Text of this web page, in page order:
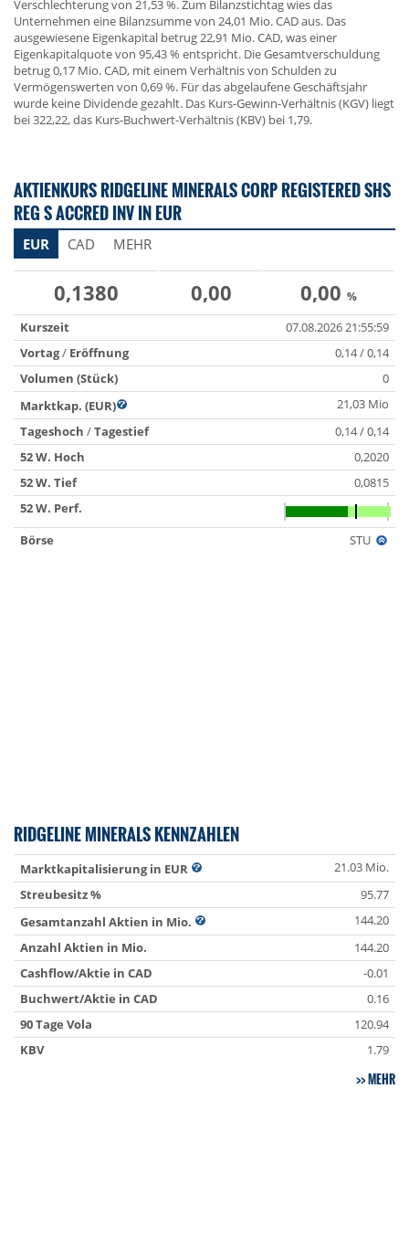
Verschlechterung von 21,53 %. Zum Bilanzstichtag wies das
Unternehmen eine Bilanzsumme von 24,01 Mio. CAD aus. Das
ausgewiesene Eigenkapital betrug 22,91 Mio. CAD, was einer
Eigenkapitalquote von 95,43 % entspricht. Die Gesamtverschuldung
betrug 0,17 Mio. CAD, mit einem Verhältnis von Schulden zu
Vermögenswerten von 0,69 %. Für das abgelaufene Geschäftsjahr
wurde keine Dividende gezahlt. Das Kurs-Gewinn-Verhältnis (KGV) liegt
bei 322,22, das Kurs-Buchwert-Verhältnis (KBV) bei 1,79.
AKTIENKURS RIDGELINE MINERALS CORP REGISTERED SHS
REG S ACCRED INV IN EUR
EUR CAD MEHR
0,1380 0,00 0,00 %
Kurszeit
07.08.2026 21:55:59
Vortag/ Eröffnung
0,14 / 0,14
Volumen (Stück)
0
Marktkap. (EUR)
21,03 Mio
Tageshoch /Tagestief
0,14 / 0,14
52 W. Hoch
0,2020
52 W. Tief
0,0815
52 W. Perf.
Börse
STU
RIDGELINE MINERALS KENNZAHLEN
Marktkapitalisierung in EUR
21.03 Mio.
Streubesitz %
95.77
Gesamtanzahl Aktien in Mio.
144.20
Anzahl Aktien in Mio.
144.20
Cashflow/Aktie in CAD
-0.01
Buchwert/Aktie in CAD
0.16
90 Tage Vola
120.94
KBV
1.79
MEHR